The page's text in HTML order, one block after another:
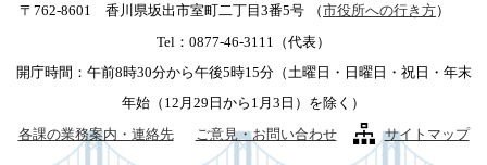
〒762-8601 香川県坂出市室町二丁目3番5号
（市役所への行き方）
Tel：0877-46-3111（代表）
開庁時間：午前8時30分から午後5時15分（土曜日・日曜日・祝日・年末
年始（12月29日から1月3日）を除く）
各課の業務案内・連絡先
ご意見・お問い合わせ サイトマップ